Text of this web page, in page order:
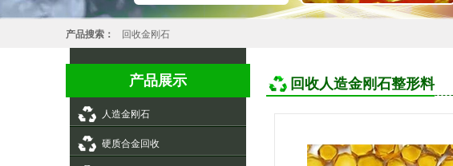
产品搜索： 回收金刚石
产品展示
人造金刚石
硬质合金回收
回收人造金刚石整形料